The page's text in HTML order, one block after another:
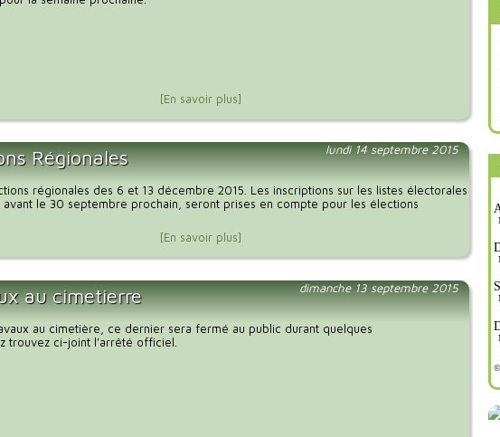
[En savoir plus]
lundi 14 septembre 2015
Régionales
régionales des 6 et 13 décembre 2015. Les inscriptions sur les listes électorales
avant le 30 septembre prochain, seront prises en compte pour les élections
[En savoir plus]
dimanche 13 septembre 2015
au cimetierre
au cimetière, ce dernier sera fermé au public durant quelques
trouvez ci-joint l’arrêté officiel.